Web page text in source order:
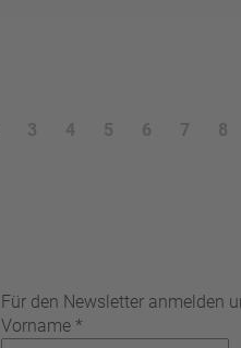
3 4 5 6 7 8
Für den Newsletter anmelden
Vorname *